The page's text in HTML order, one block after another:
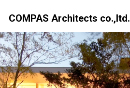
COMPAS Architects co.,ltd.